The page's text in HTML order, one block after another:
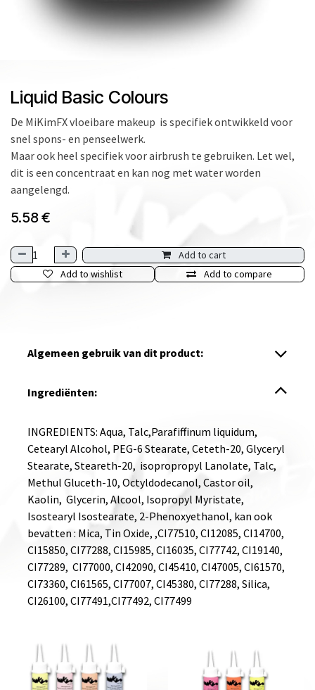
Liquid Basic Colours
De MiKimFX vloeibare makeup is specifiek ontwikkeld voor
snel spons- en penseelwerk.
Maar ook heel specifiek voor airbrush te gebruiken. Let wel,
dit is een concentraat en kan nog met water worden
aangelengd.
5.58€
Add to cart
Add to compare
Add to wishlist
Algemeen gebruik van dit product:
Ingrediënten:
INGREDIENTS: Aqua, Talc,Parafiffinum liquidum,
Cetearyl Alcohol, PEG-6 Stearate, Ceteth-20, Glyceryl
Stearate, Steareth-20, isopropropyl Lanolate, Talc,
Methul Gluceth-10, Octyldodecanol, Castor oil,
Kaolin, Glycerin, Alcool, Isopropyl Myristate,
Isostearyl Isostearate, 2-Phenoxyethanol, kan ook
bevatten : Mica, Tin Oxide, ,CI77510, CI12085, CI14700,
CI15850, CI77288, CI15985, CI16035, CI77742, CI19140,
CI77289, CI77000, CI42090, CI45410, CI47005, CI61570,
CI73360, CI61565, CI77007, CI45380, CI77288, Silica,
CI26100, CI77491,CI77492, CI77499